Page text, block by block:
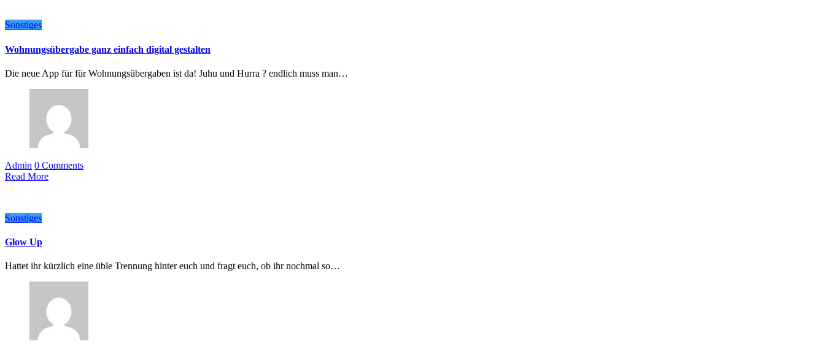
Sonstiges
Wohnungsübergabe ganz einfach digital gestalten
Die neue App für für Wohnungsübergaben ist da! Juhu und Hurra ? endlich muss man…
Admin 0 Comments
Read More
Sonstiges
Glow Up
Hattet ihr kürzlich eine üble Trennung hinter euch und fragt euch, ob ihr nochmal so…